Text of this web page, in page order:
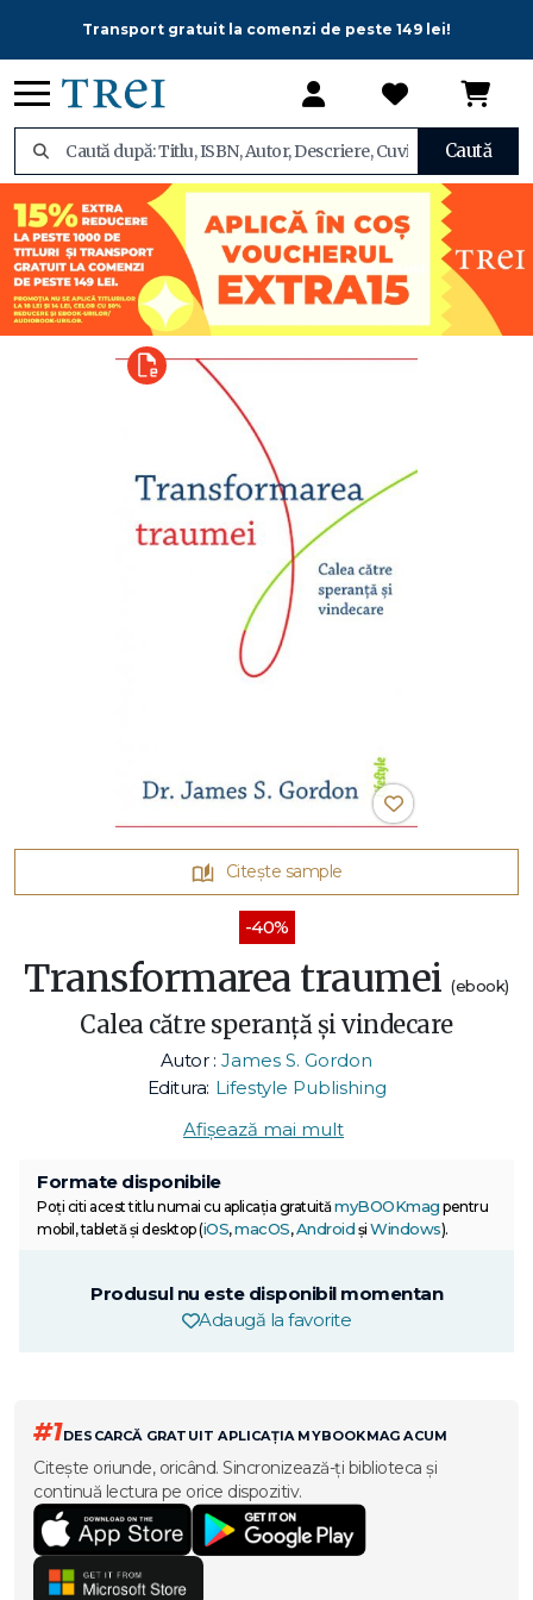
Transport gratuit la comenzi de peste 149 lei!
Caută
Citește sample
-40%
Transformarea traumei(ebook)
Calea către speranță și vindecare
Autor : James S. Gordon
Editura: Lifestyle Publishing
Afișează mai mult
Formate disponibile
Poți citi acest titlu numai cu aplicația gratuitămyBOOKmag pentru
mobil, tabletă și desktop (iOS,macOS,Android și Windows).
Produsul nu este disponibil momentan
Adaugă la favorite
#1DESCARCĂ GRATUIT APLICAȚIA MYBOOKMAG ACUM
Citește oriunde, oricând. Sincronizează-ți biblioteca și
continuă lectura pe orice dispozitiv.